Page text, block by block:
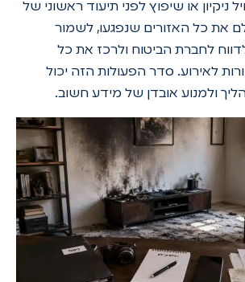
ניקיון או שיפוץ לפני תיעוד ראשוני של
את כל האזורים שנפגעו, לשמור
לחברת הביטוח ולרכז את כל
לאירוע. סדר הפעולות הזה יכול
ולמנוע אובדן של מידע חשוב.